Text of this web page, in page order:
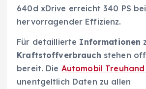
640d xDrive erreicht 340 PS bei
hervorragender Effizienz.
Für detaillierte Informationen
Kraftstoffverbrauch stehen
bereit. Die Automobil Treuhand
unentgeltlich Daten zu allen